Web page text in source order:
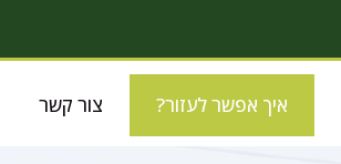
איך אפשר לעזור? צור קשר